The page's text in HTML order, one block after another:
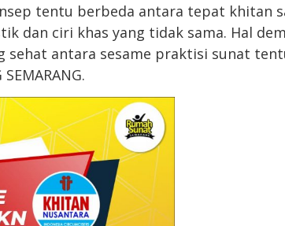
tentu berbeda antara tepat khitan
dan ciri khas yang tidak sama. Hal
sehat antara sesame praktisi sunat